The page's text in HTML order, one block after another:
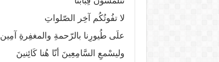
لا تفُوتُكُم آخِر الصّلواتِ
علَى طُيورِنا بالرّحمةِ والمغفِرةِ آمِين
وليسْمعِ السَّامِعِينَ أنّا هُنا كَائِنينَ